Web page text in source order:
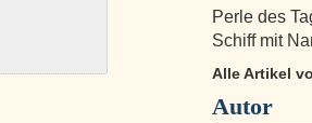
Perle des
Schiff mit
Alle Artikel
Autor